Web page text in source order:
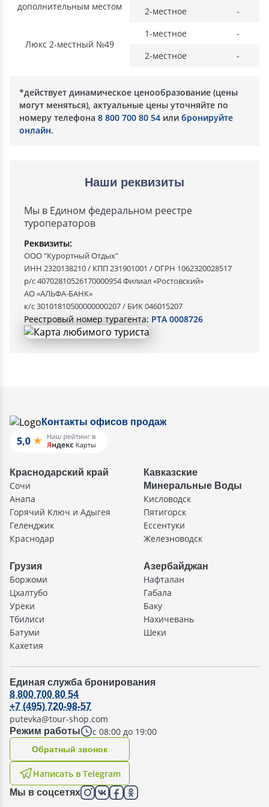
дополнительным местом
2-местное
-
Люкс 2-местный №49
1-местное
-
2-местное
-
*действует динамическое ценообразование (цены
могут меняться), актуальные цены уточняйте по
номеру телефона 8 800 700 80 54 или бронируйте
онлайн.
Наши реквизиты
Мы в Едином федеральном реестре
туроператоров
Реквизиты:
ООО "Курортный Отдых"
ИНН 2320138210 / КПП 231901001 / ОГРН 1062320028517
р/с 40702810526170000954 Филиал «Ростовский»
АО «АЛЬФА-БАНК»
к/с 30101810500000000207 / БИК 046015207
Реестровый номер турагента: РТА 0008726
Контакты офисов продаж
Краснодарский край
Сочи
Анапа
Горячий Ключ и Адыгея
Геленджик
Краснодар
Кавказские
Минеральные Воды
Кисловодск
Пятигорск
Ессентуки
Железноводск
Грузия
Боржоми
Цхалтубо
Уреки
Тбилиси
Батуми
Кахетия
Азербайджан
Нафталан
Габала
Баку
Нахичевань
Шеки
Единая служба бронирования
Режим работы с 08:00 до 19:00
8 800 700 80 54
+7 (495) 720-98-57
putevka@tour-shop.com
Написать в Telegram
Oбратный звонок
Мы в соцсетях